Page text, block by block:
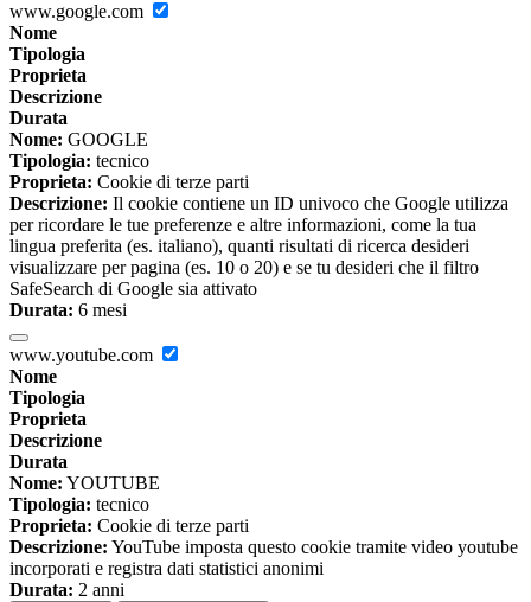
www.google.com
Nome
Tipologia
Proprieta
Descrizione
Durata
Nome: GOOGLE
Tipologia: tecnico
Proprieta: Cookie di terze parti
Descrizione: Il cookie contiene un ID univoco che Google utilizza
per ricordare le tue preferenze e altre informazioni, come la tua
lingua preferita (es. italiano), quanti risultati di ricerca desideri
visualizzare per pagina (es. 10 o 20) e se tu desideri che il filtro
SafeSearch di Google sia attivato
Durata: 6 mesi
www.youtube.com
Nome
Tipologia
Proprieta
Descrizione
Durata
Nome: YOUTUBE
Tipologia: tecnico
Proprieta: Cookie di terze parti
Descrizione: YouTube imposta questo cookie tramite video youtube
incorporati e registra dati statistici anonimi
Durata: 2 anni